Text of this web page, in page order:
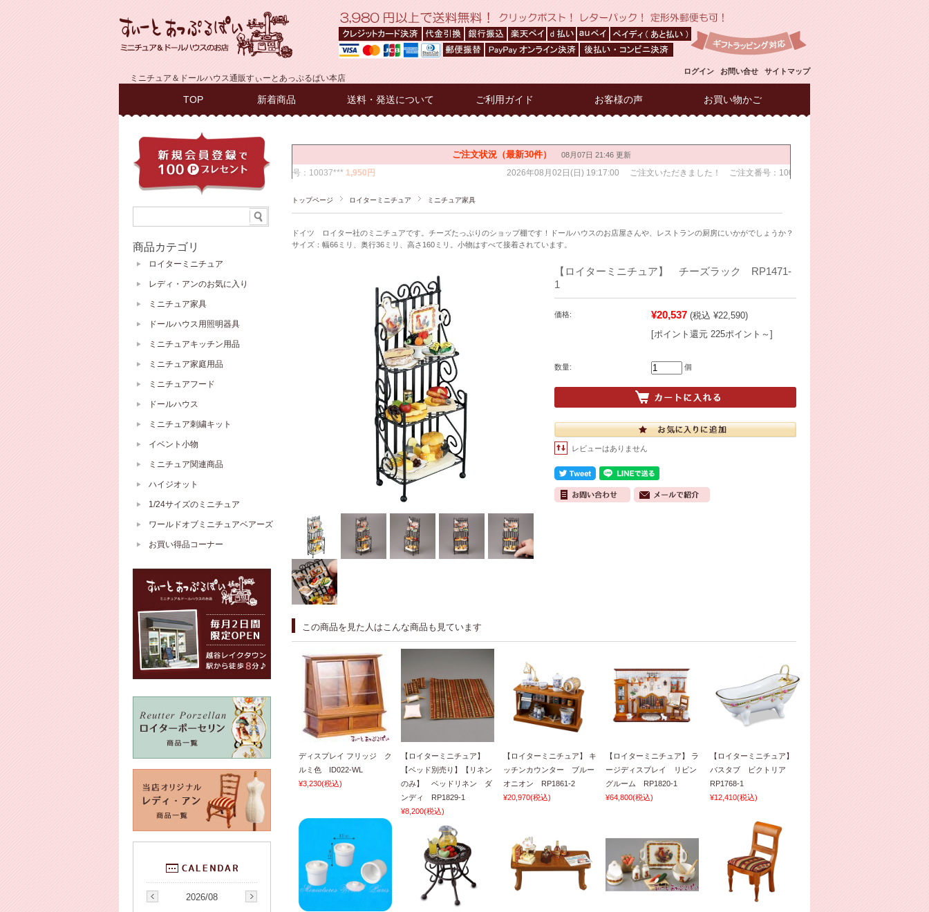
ミニチュア＆ドールハウス通販すぃーとあっぷるぱい本店
ログイン お問い合せ サイトマップ
TOP 新着商品 送料・発送について ご利用ガイド お客様の声 お買い物かご
トップページ ロイターミニチュア ミニチュア家具
ドイツ ロイター社のミニチュアです。チーズたっぷりのショップ棚です！ドールハウスのお店屋さんや、レストランの厨房にいかがでしょうか？
サイズ：幅66ミリ、奥行36ミリ、高さ160ミリ。小物はすべて接着されています。
【ロイターミニチュア】 チーズラック RP1471-
1
価格: ¥20,537 (税込 ¥22,590)
[ポイント還元 225ポイント～]
数量: 個
レビューはありません
この商品を見た人はこんな商品も見ています
ディスプレイ フリッジ ク
ルミ色 ID022-WL
¥3,230(税込)
【ロイターミニチュア】
【ベッド別売り】【リネン
のみ】 ベッドリネン ダ
ンディ RP1829-1
¥8,200(税込)
【ロイターミニチュア】 キ
ッチンカウンター ブルー
オニオン RP1861-2
¥20,970(税込)
【ロイターミニチュア】 ラ
ージディスプレイ リビン
グルーム RP1820-1
¥64,800(税込)
【ロイターミニチュア】
バスタブ ビクトリア
RP1768-1
¥12,410(税込)
商品カテゴリ
ロイターミニチュア
レディ・アンのお気に入り
ミニチュア家具
ドールハウス用照明器具
ミニチュアキッチン用品
ミニチュア家庭用品
ミニチュアフード
ドールハウス
ミニチュア刺繍キット
イベント小物
ミニチュア関連商品
ハイジオット
1/24サイズのミニチュア
ワールドオブミニチュアベアーズ
お買い得品コーナー
2026/08